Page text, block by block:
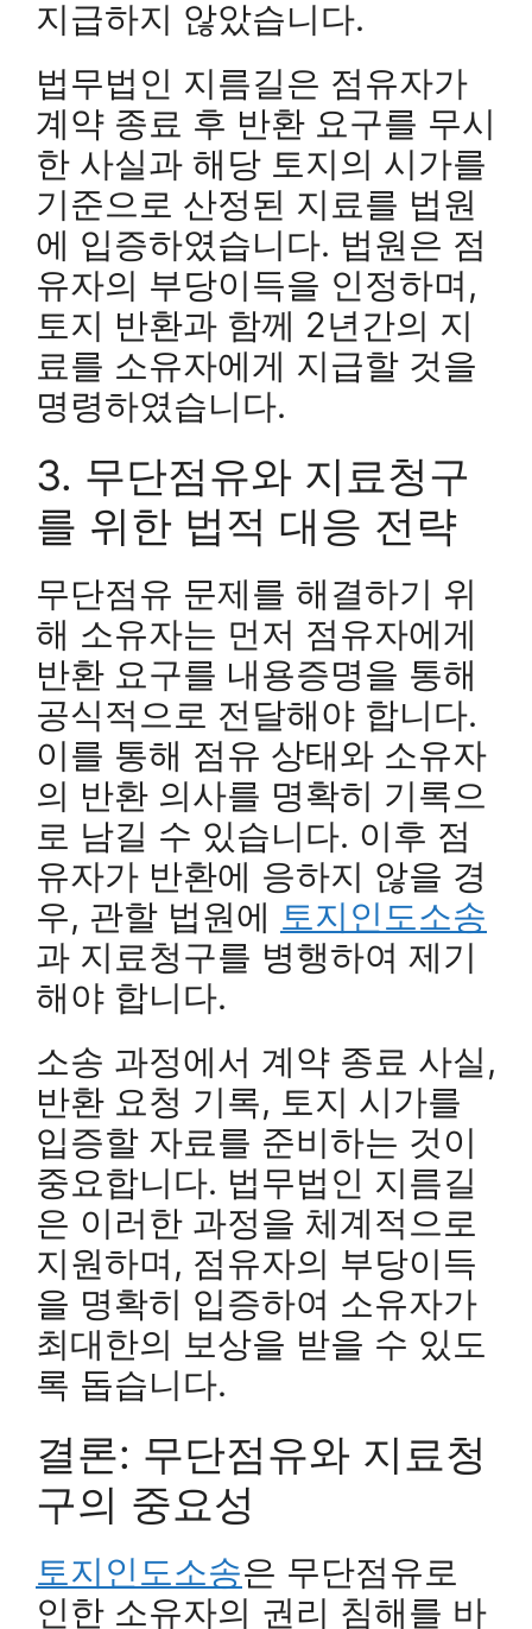
지급하지 않았습니다.
법무법인 지름길은 점유자가
계약 종료 후 반환 요구를 무시
한 사실과 해당 토지의 시가를
기준으로 산정된 지료를 법원
에 입증하였습니다. 법원은 점
유자의 부당이득을 인정하며,
토지 반환과 함께 2년간의 지
료를 소유자에게 지급할 것을
명령하였습니다.
3. 무단점유와 지료청구
를 위한 법적 대응 전략
무단점유 문제를 해결하기 위
해 소유자는 먼저 점유자에게
반환 요구를 내용증명을 통해
공식적으로 전달해야 합니다.
이를 통해 점유 상태와 소유자
의 반환 의사를 명확히 기록으
로 남길 수 있습니다. 이후 점
유자가 반환에 응하지 않을 경
우, 관할 법원에 토지인도소송
과 지료청구를 병행하여 제기
해야 합니다.
소송 과정에서 계약 종료 사실,
반환 요청 기록, 토지 시가를
입증할 자료를 준비하는 것이
중요합니다. 법무법인 지름길
은 이러한 과정을 체계적으로
지원하며, 점유자의 부당이득
을 명확히 입증하여 소유자가
최대한의 보상을 받을 수 있도
록 돕습니다.
결론: 무단점유와 지료청
구의 중요성
토지인도소송은 무단점유로
인한 소유자의 권리 침해를 바